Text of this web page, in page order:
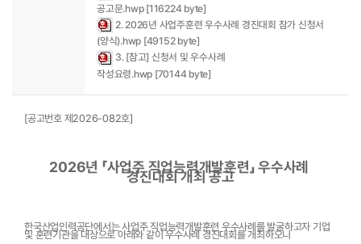
공고문.hwp [116224 byte]
2. 2026년 사업주훈련 우수사례 경진대회 참가 신청서
(양식).hwp [49152 byte]
3. [참고] 신청서 및 우수사례
작성요령.hwp [70144 byte]
[공고번호 제2026-082호]
2026년 「사업주 직업능력개발훈련」 우수사례
경진대회 개최 공고
한국산업인력공단에서는 사업주 직업능력개발훈련 우수사례를 발굴하고자 기업
및 훈련기관을 대상으로 아래와 같이 우수사례 경진대회를 개최하오니